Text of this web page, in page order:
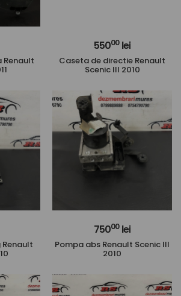
55000lei
Caseta de directie Renault
Scenic III 2010
75000lei
Pompa abs Renault Scenic III
2010